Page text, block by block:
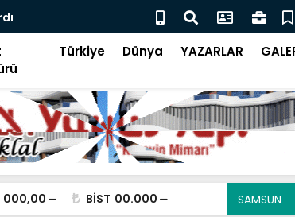
Samsun Keşif Kampüsü
Türkiye Dünya YAZARLAR
000,00 BİST 00.000